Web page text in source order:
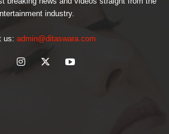
industry.
us: admin@ditaswara.com